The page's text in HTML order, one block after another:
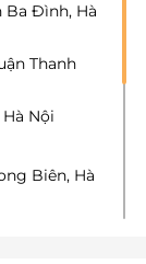
Ba Đình, Hà
Thanh
Nội
Biên, Hà